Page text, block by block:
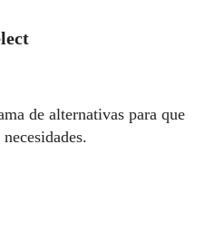
de alternativas para que